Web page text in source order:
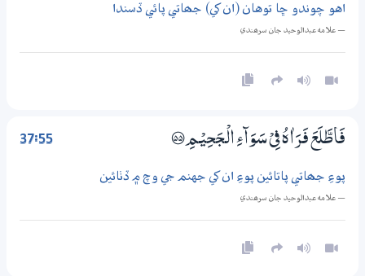
اهو چوندو ڇا توهان (ان کي) جھاتي پائي ڏسندا
— علامه عبدالوحيد جان سرھندي
37:55 فَاطَّلَعَ فَرَاٰهُ فِيْ سَوَاۗءِ الْـجَحِيْـمِ ؀55
پوءِ جھاتي پاتائين پوءِ ان کي جهنم جي وچ ۾ ڏٺائين
— علامه عبدالوحيد جان سرھندي